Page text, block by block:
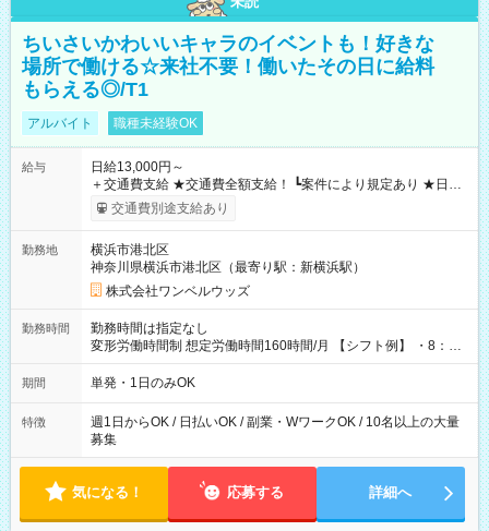
ちいさいかわいいキャラのイベントも！好きな
場所で働ける☆来社不要！働いたその日に給料
もらえる◎/T1
アルバイト 職種未経験OK
給与
日給13,000円～
＋交通費支給 ★交通費全額支給！ ┗案件により規定あり ★日払
いOK！（規定あり） ┗働いたその日に現金GET♪ お仕事後はコ
ンビニATMから 日払い分を引き落とせます！ 【試用期間】試
交通費別途支給あり
勤務地
横浜市港北区
神奈川県横浜市港北区（最寄り駅：新横浜駅）
株式会社ワンベルウッズ
勤務時間
勤務時間は指定なし
変形労働時間制 想定労働時間160時間/月 【シフト例】 ・8：00
～21：00
期間 単発・1日のみOK
特徴
週1日からOK / 日払いOK / 副業・WワークOK / 10名以上の大量
募集
気になる！ 応募する 詳細へ